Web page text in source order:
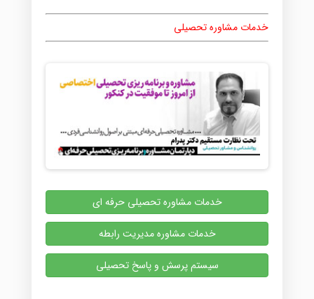
خدمات مشاوره تحصیلی
خدمات مشاوره تحصیلی حرفه ای
خدمات مشاوره مدیریت رابطه
سیستم پرسش و پاسخ تحصیلی